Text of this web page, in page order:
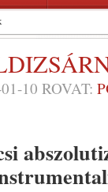
10 ROVAT: